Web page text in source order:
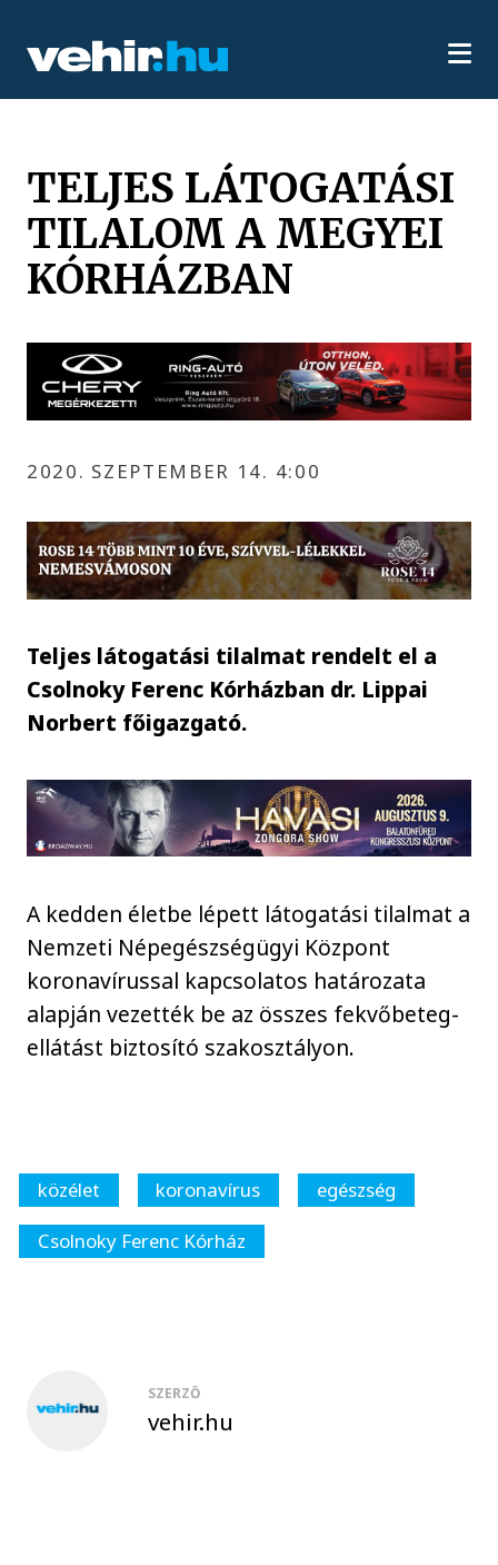
TELJES LÁTOGATÁSI
TILALOM A MEGYEI
KÓRHÁZBAN
2020. SZEPTEMBER 14. 4:00
Teljes látogatási tilalmat rendelt el a
Csolnoky Ferenc Kórházban dr. Lippai
Norbert főigazgató.
A kedden életbe lépett látogatási tilalmat a
Nemzeti Népegészségügyi Központ
koronavírussal kapcsolatos határozata
alapján vezették be az összes fekvőbeteg-
ellátást biztosító szakosztályon.
közélet koronavírus
egészség
Csolnoky Ferenc Kórház
SZERZŐ
vehir.hu